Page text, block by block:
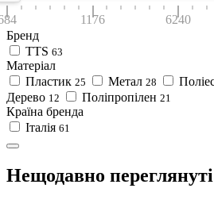
1176 6240
Бренд
TTS 63
Матеріал
Пластик 25 Метал 28
Дерево 12 Поліпропілен 21
Країна бренда
Італія 61
Нещодавно переглянуті